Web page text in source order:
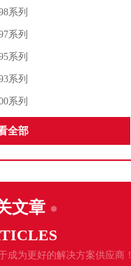
系列
系列
系列
系列
系列
全部
文章
成为更好的解决方案供应商！